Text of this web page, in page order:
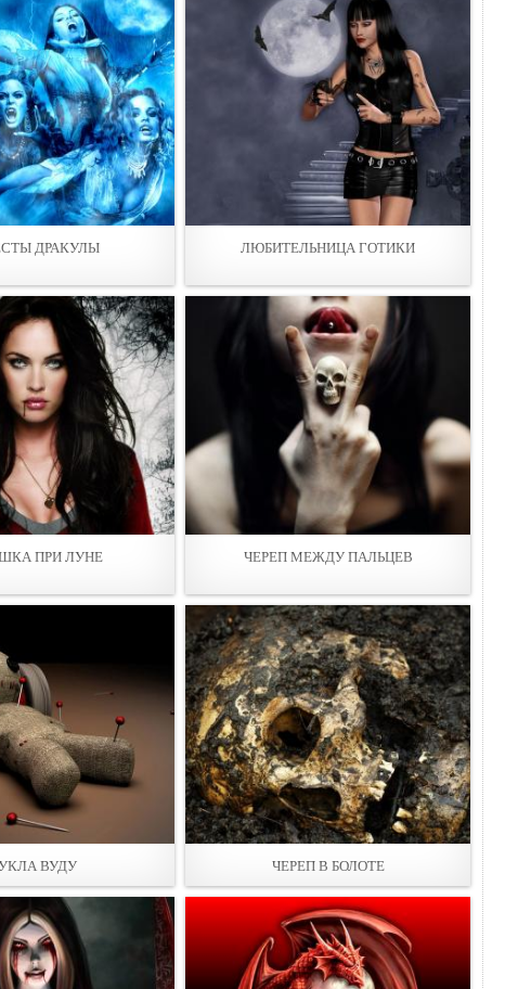
ДРАКУЛЫ ЛЮБИТЕЛЬНИЦА ГОТИКИ
ПРИ ЛУНЕ ЧЕРЕП МЕЖДУ ПАЛЬЦEВ
ВУДУ ЧЕРЕП В БОЛОТE